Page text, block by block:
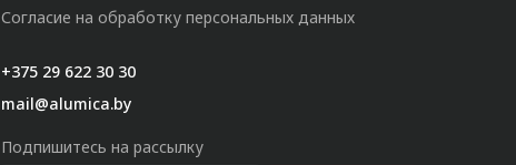
Согласие на обработку персональных данных
+375 29 622 30 30
mail@alumica.by
Подпишитесь на рассылку